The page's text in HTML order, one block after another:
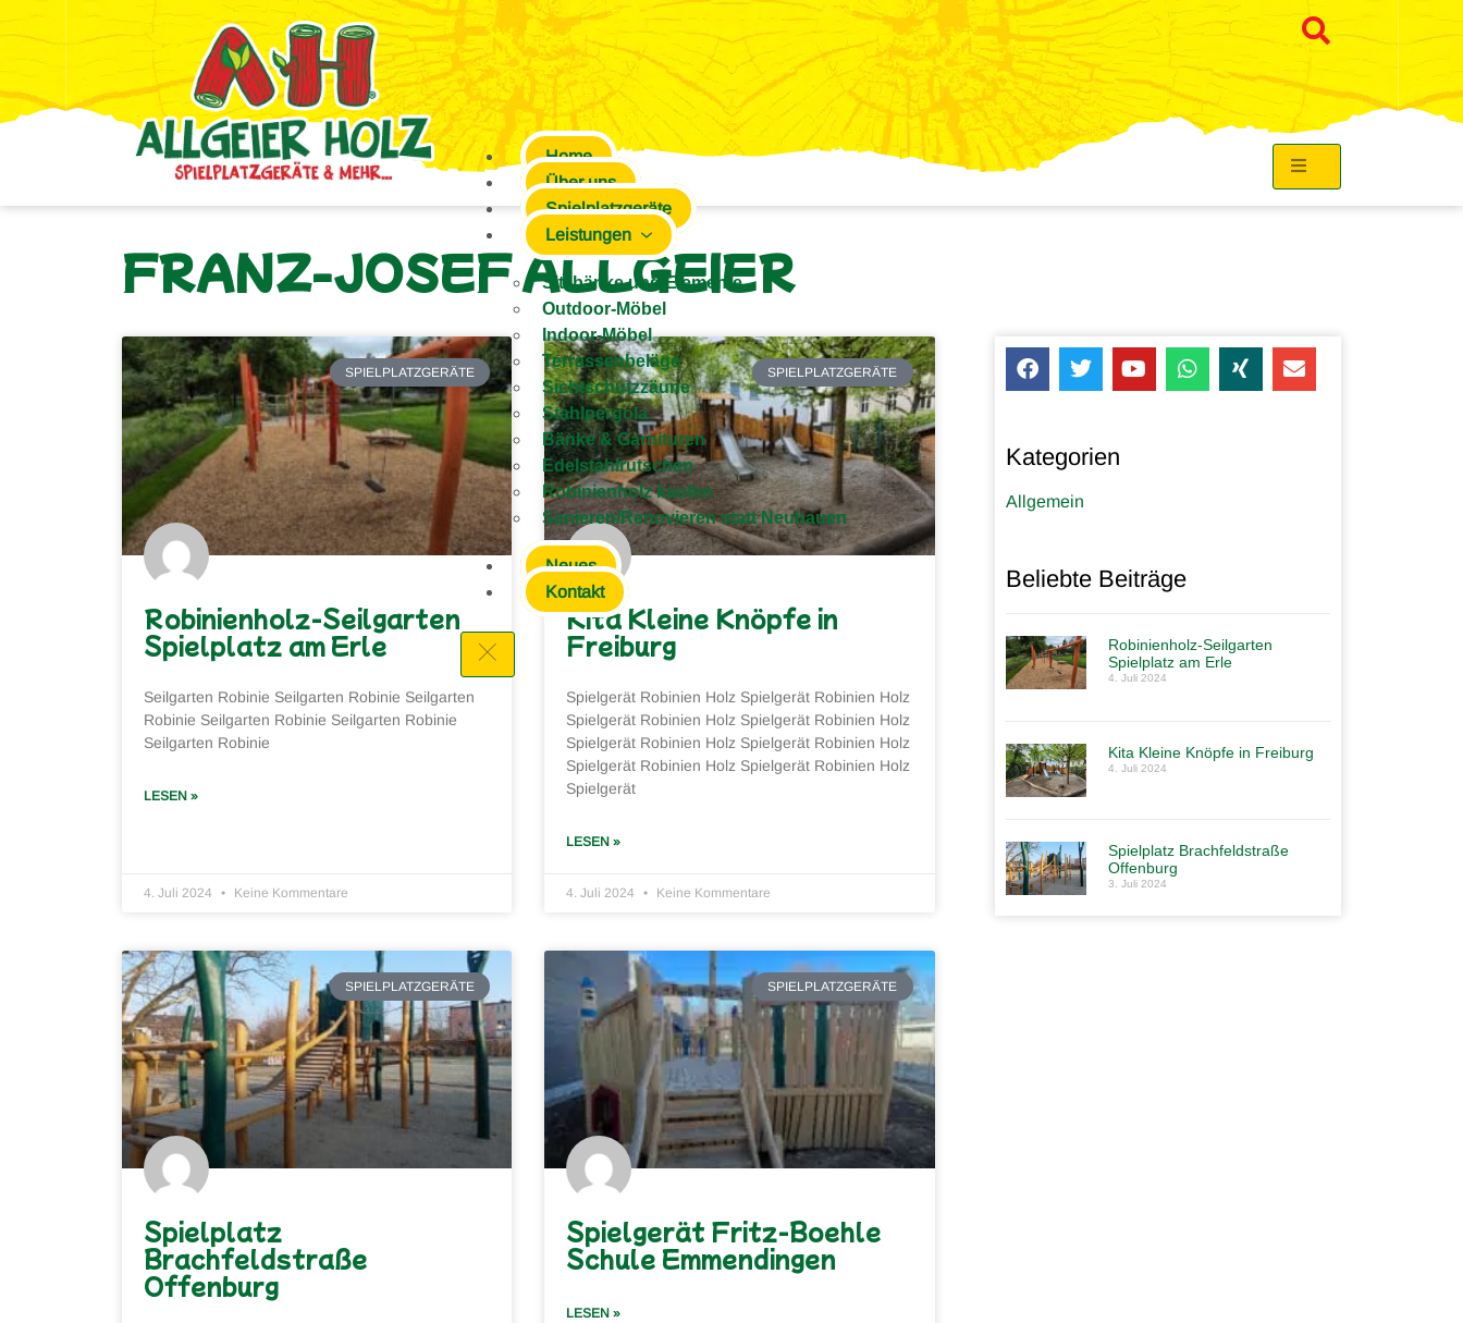
Home
Über uns
Spielplatzgeräte
Leistungen
Sitzbänke und Elemente
Outdoor-Möbel
Indoor-Möbel
Terrassenbeläge
Sichtschutzzäune
Stahlpergola
Bänke & Garnituren
Edelstahlrutschen
Robinienholz kaufen
Sanieren/Renovieren statt Neubauen
Neues
Kontakt
FRANZ-JOSEF ALLGEIER
SPIELPLATZGERÄTE
Robinienholz-Seilgarten
Spielplatz am Erle
Seilgarten Robinie Seilgarten Robinie Seilgarten
Robinie Seilgarten Robinie Seilgarten Robinie
Seilgarten Robinie
LESEN »
4. Juli 2024 Keine Kommentare
SPIELPLATZGERÄTE
Kita Kleine Knöpfe in
Freiburg
Spielgerät Robinien Holz Spielgerät Robinien Holz
Spielgerät Robinien Holz Spielgerät Robinien Holz
Spielgerät Robinien Holz Spielgerät Robinien Holz
Spielgerät Robinien Holz Spielgerät Robinien Holz
Spielgerät
LESEN »
4. Juli 2024 Keine Kommentare
SPIELPLATZGERÄTE
Spielplatz
Brachfeldstraße
Offenburg
SPIELPLATZGERÄTE
Spielgerät Fritz-Boehle
Schule Emmendingen
LESEN »
Kategorien
Allgemein
Beliebte Beiträge
Robinienholz-Seilgarten
Spielplatz am Erle
4. Juli 2024
Kita Kleine Knöpfe in Freiburg
4. Juli 2024
Spielplatz Brachfeldstraße
Offenburg
3. Juli 2024